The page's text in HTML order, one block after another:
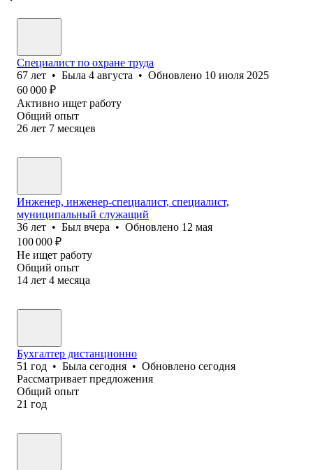
Специалист по охране труда
67 лет • Была 4 августа • Обновлено 10 июля 2025
60 000 ₽
Активно ищет работу
Общий опыт
26 лет 7 месяцев
Инженер, инженер-специалист, специалист,
муниципальный служащий
36 лет • Был вчера • Обновлено 12 мая
100 000 ₽
Не ищет работу
Общий опыт
14 лет 4 месяца
Бухгалтер дистанционно
51 год • Была сегодня • Обновлено сегодня
Рассматривает предложения
Общий опыт
21 год